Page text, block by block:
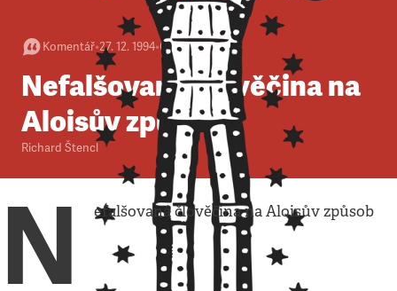
Komentář•27. 12. 1994•6 minut
Nefalšovaná člověčina na
Aloisův způsob
Richard Štencl
N efalšovaná člověčina na Aloisův způsob